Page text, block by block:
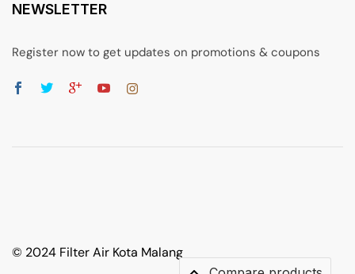
NEWSLETTER
Register now to get updates on promotions & coupons
© 2024 Filter Air Kota Malang